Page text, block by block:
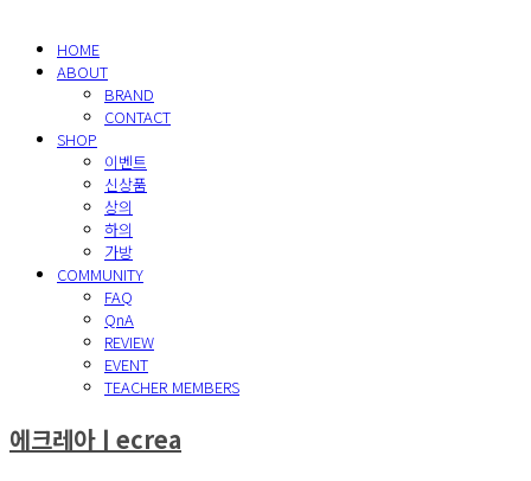
HOME
ABOUT
BRAND
CONTACT
SHOP
이벤트
신상품
상의
하의
가방
COMMUNITY
FAQ
QnA
REVIEW
EVENT
TEACHER MEMBERS
에크레아ㅣecrea